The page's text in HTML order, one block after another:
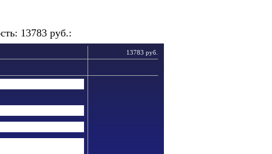
13783 руб.:
13783 руб.